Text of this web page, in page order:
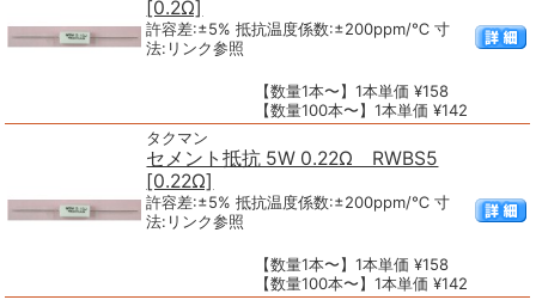
[0.2Ω]
許容差:±5% 抵抗温度係数:±200ppm/℃ 寸
法:リンク参照
【数量1本〜】1本単価 ¥158
【数量100本〜】1本単価 ¥142
タクマン
セメント抵抗 5W 0.22Ω RWBS5
[0.22Ω]
許容差:±5% 抵抗温度係数:±200ppm/℃ 寸
法:リンク参照
【数量1本〜】1本単価 ¥158
【数量100本〜】1本単価 ¥142